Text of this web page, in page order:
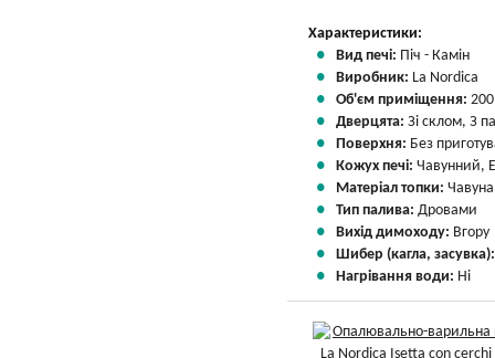
Характеристики:
Вид печі: Піч - Камін
Виробник: La Nordica
Об'єм приміщення:
Дверцята: Зі склом, З
Поверхня: Без
Кожух печі: Чавунний,
Матеріал топки: Чавуна
Тип палива: Дровами
Вихід димоходу: Вгору
Шибер (кагла,
Нагрівання води: Ні